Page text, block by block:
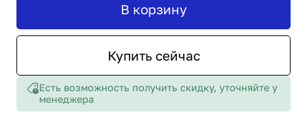
Купить сейчас
В корзину
Есть возможность получить скидку, уточняйте у
менеджера